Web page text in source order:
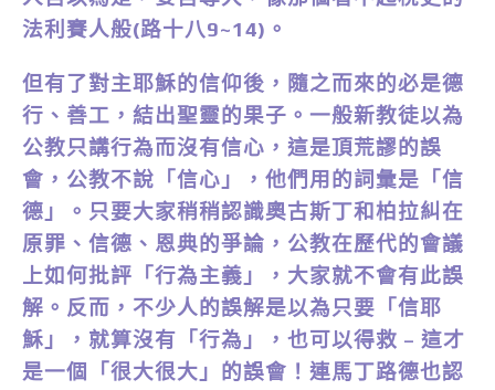
法利賽人般(路十八9~14)。
但有了對主耶穌的信仰後，隨之而來的必是德
行、善工，結出聖靈的果子。一般新教徒以為
公教只講行為而沒有信心，這是頂荒謬的誤
會，公教不說「信心」，他們用的詞彙是「信
德」。只要大家稍稍認識奧古斯丁和柏拉糾在
原罪、信德、恩典的爭論，公教在歷代的會議
上如何批評「行為主義」，大家就不會有此誤
解。反而，不少人的誤解是以為只要「信耶
穌」，就算沒有「行為」，也可以得救 – 這才
是一個「很大很大」的誤會！連馬丁路德也認